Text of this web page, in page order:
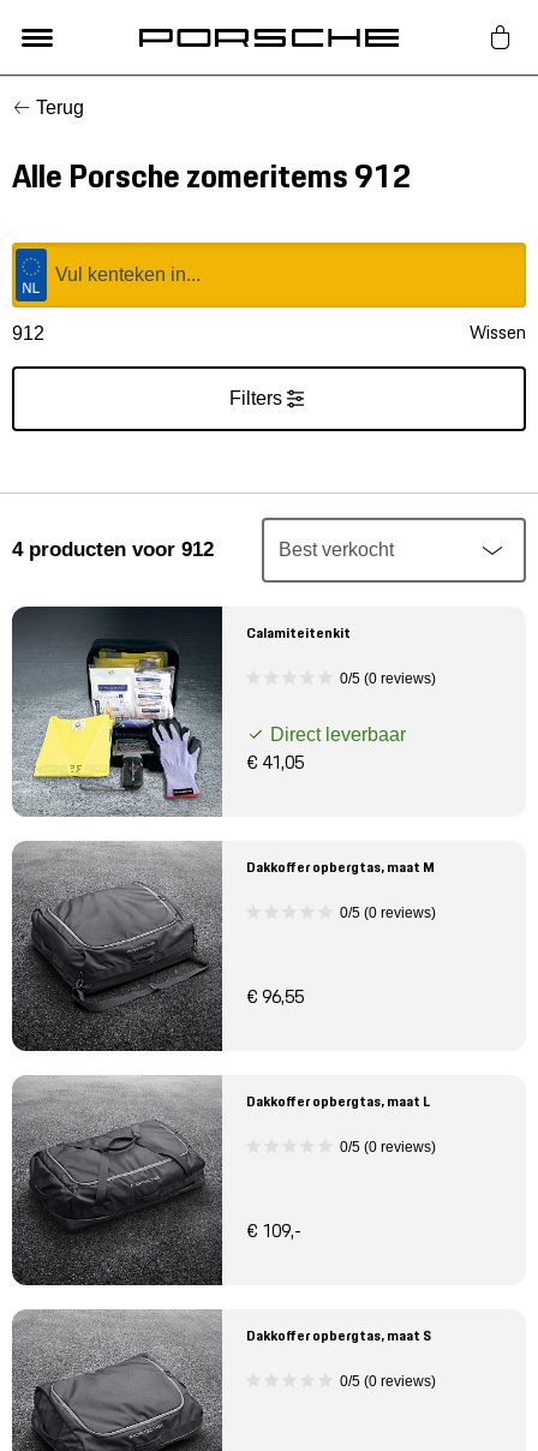
Lifestyle
Auto Accessoires
Classic
Nieuw
Mijn account
Klantenservice
Meer Porsche
Porsche informatie
Terug
Alle Porsche zomeritems 912
912 Wissen
Filters
4producten voor 912
Calamiteitenkit
0/5 (0 reviews)
Direct leverbaar
€ 41,05
Dakkoffer opbergtas, maat M
0/5 (0 reviews)
€ 96,55
Dakkoffer opbergtas, maat L
0/5 (0 reviews)
€ 109,-
Dakkoffer opbergtas, maat S
0/5 (0 reviews)